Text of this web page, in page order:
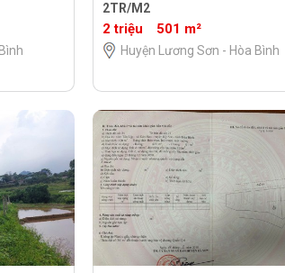
2TR/M2
2 triệu 501 m²
Huyện Lương Sơn - Hòa Bình